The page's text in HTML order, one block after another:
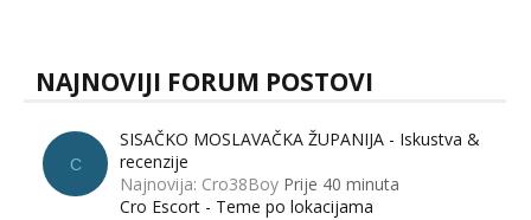
NAJNOVIJI FORUM POSTOVI
C
SISAČKO MOSLAVAČKA ŽUPANIJA - Iskustva &
recenzije
Najnovija: Cro38Boy Prije 40 minuta
Cro Escort - Teme po lokacijama